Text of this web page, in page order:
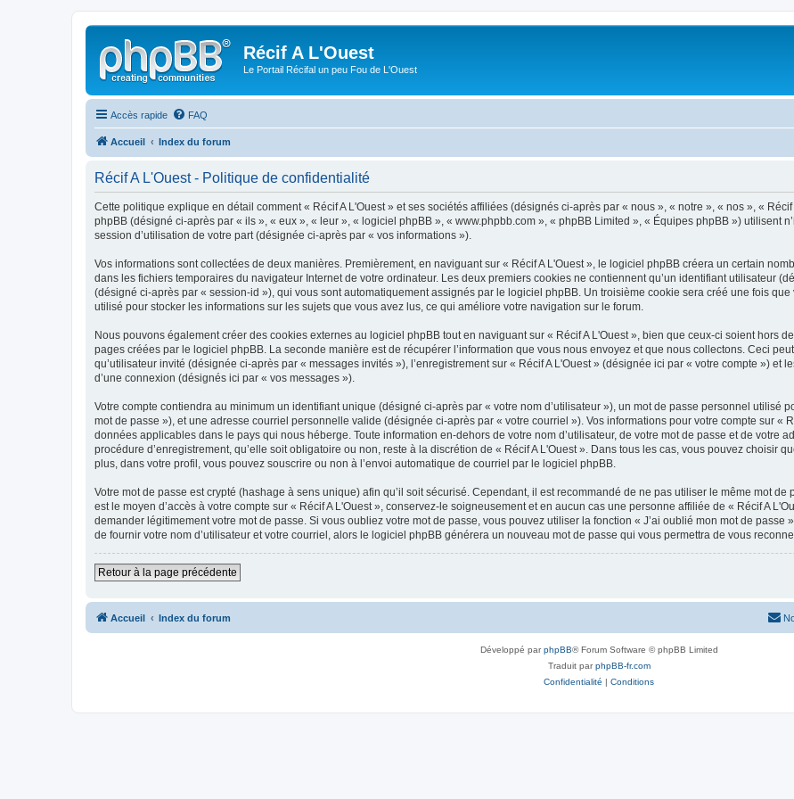
Récif A L'Ouest
Le Portail Récifal un peu Fou de L'Ouest
Accès rapide FAQ
Accueil Index du forum
Récif A L'Ouest - Politique de confidentialité
Cette politique explique en détail comment « Récif A L'Ouest » et ses sociétés affiliées (désignés ci-après par « nous », « notre », « nos », «
phpBB (désigné ci-après par « ils », « eux », « leur », « logiciel phpBB », « www.phpbb.com », « phpBB Limited », « Équipes phpBB ») utilisent
session d’utilisation de votre part (désignée ci-après par « vos informations »).
Vos informations sont collectées de deux manières. Premièrement, en naviguant sur « Récif A L'Ouest », le logiciel phpBB créera un certain
dans les fichiers temporaires du navigateur Internet de votre ordinateur. Les deux premiers cookies ne contiennent qu’un identifiant utilisateur
(désigné ci-après par « session-id »), qui vous sont automatiquement assignés par le logiciel phpBB. Un troisième cookie sera créé une fois
utilisé pour stocker les informations sur les sujets que vous avez lus, ce qui améliore votre navigation sur le forum.
Nous pouvons également créer des cookies externes au logiciel phpBB tout en naviguant sur « Récif A L'Ouest », bien que ceux-ci soient hors
pages créées par le logiciel phpBB. La seconde manière est de récupérer l’information que vous nous envoyez et que nous collectons. Ceci
qu’utilisateur invité (désignée ci-après par « messages invités »), l’enregistrement sur « Récif A L'Ouest » (désignée ici par « votre compte ») et
d’une connexion (désignés ici par « vos messages »).
Votre compte contiendra au minimum un identifiant unique (désigné ci-après par « votre nom d’utilisateur »), un mot de passe personnel utilisé
mot de passe »), et une adresse courriel personnelle valide (désignée ci-après par « votre courriel »). Vos informations pour votre compte sur «
données applicables dans le pays qui nous héberge. Toute information en-dehors de votre nom d’utilisateur, de votre mot de passe et de votre
procédure d’enregistrement, qu’elle soit obligatoire ou non, reste à la discrétion de « Récif A L'Ouest ». Dans tous les cas, vous pouvez choisir
plus, dans votre profil, vous pouvez souscrire ou non à l’envoi automatique de courriel par le logiciel phpBB.
Votre mot de passe est crypté (hashage à sens unique) afin qu’il soit sécurisé. Cependant, il est recommandé de ne pas utiliser le même mot
est le moyen d’accès à votre compte sur « Récif A L'Ouest », conservez-le soigneusement et en aucun cas une personne affiliée de « Récif A
demander légitimement votre mot de passe. Si vous oubliez votre mot de passe, vous pouvez utiliser la fonction « J’ai oublié mon mot de
de fournir votre nom d’utilisateur et votre courriel, alors le logiciel phpBB générera un nouveau mot de passe qui vous permettra de vous
Retour à la page précédente
Accueil Index du forum
Développé parphpBB® Forum Software © phpBB Limited
Traduit parphpBB-fr.com
Confidentialité | Conditions